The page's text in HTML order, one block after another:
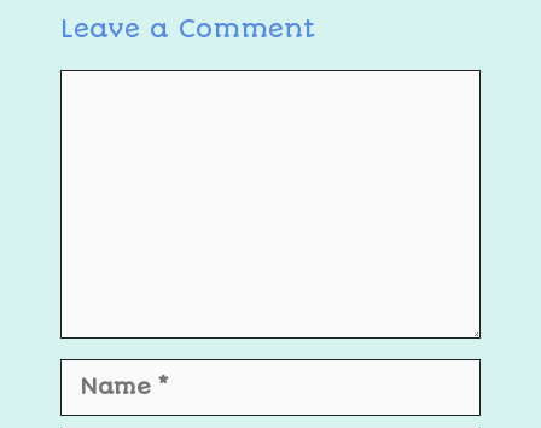
Leave a Comment